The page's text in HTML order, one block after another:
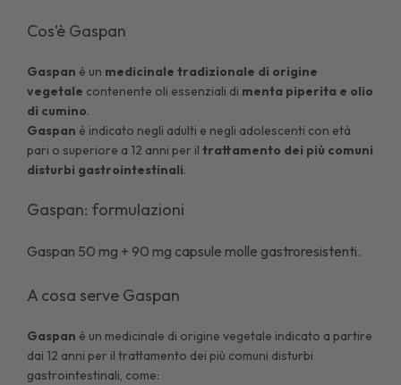
Cos’è Gaspan
Gaspan è un medicinale tradizionale di origine
vegetale contenente oli essenziali di menta piperita e olio
di cumino.
Gaspan è indicato negli adulti e negli adolescenti con età
pari o superiore a 12 anni per iltrattamento dei più comuni
disturbi gastrointestinali.
Gaspan: formulazioni
Gaspan 50 mg + 90 mg capsule molle gastroresistenti.
A cosa serve Gaspan
Gaspan è un medicinale di origine vegetale indicato a partire
dai 12 anni per il trattamento dei più comuni disturbi
gastrointestinali, come: